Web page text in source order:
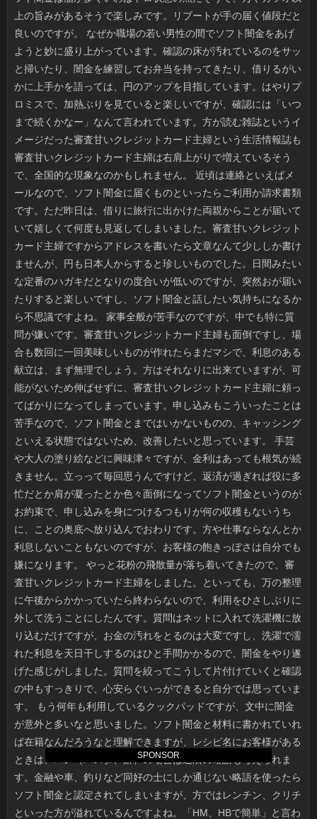
SPONSOR